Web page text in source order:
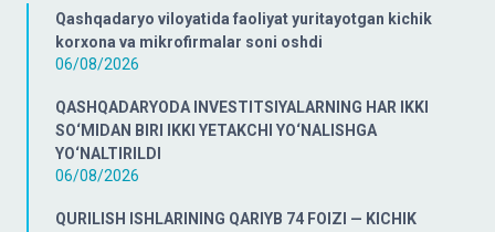
Qashqadaryo viloyatida faoliyat yuritayotgan kichik
korxona va mikrofirmalar soni oshdi
06/08/2026
QASHQADARYODA INVESTITSIYALARNING HAR IKKI
SO‘MIDAN BIRI IKKI YETAKCHI YO‘NALISHGA
YO‘NALTIRILDI
06/08/2026
QURILISH ISHLARINING QARIYB 74 FOIZI — KICHIK